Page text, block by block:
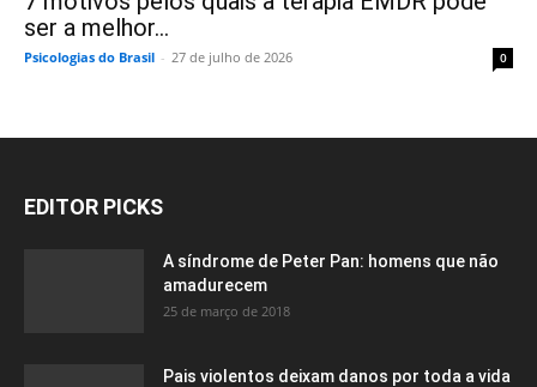
ser a melhor...
Psicologias do Brasil - 27 de julho de 2026 0
EDITOR PICKS
A síndrome de Peter Pan: homens que não
amadurecem
25 de março de 2018
Pais violentos deixam danos por toda a vida